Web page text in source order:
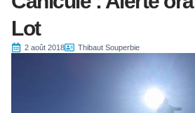
Lot
2 août 2018 Thibaut Souperbie